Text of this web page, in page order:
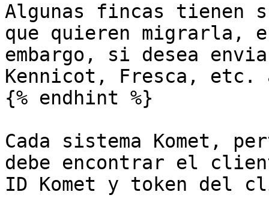
Algunas fincas tienen
que quieren migrarla,
embargo, si desea
Kennicot, Fresca, etc.
{% endhint %}
Cada sistema Komet,
debe encontrar el
ID Komet y token del